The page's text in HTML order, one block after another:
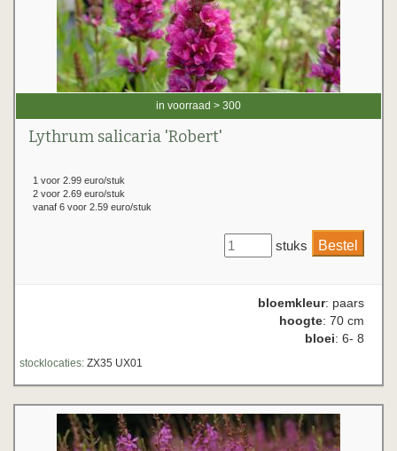
in voorraad > 300
Lythrum salicaria 'Robert'
1 voor 2.99 euro/stuk
2 voor 2.69 euro/stuk
vanaf 6 voor 2.59 euro/stuk
stuks
bloemkleur: paars
hoogte: 70 cm
bloei: 6- 8
stocklocaties: ZX35 UX01